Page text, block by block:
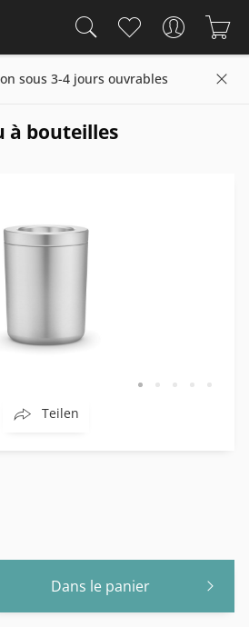
sous 3-4 jours ouvrables
à bouteilles
Teilen
Dans le panier